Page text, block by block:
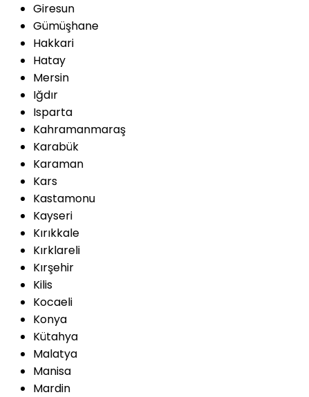
Giresun
Gümüşhane
Hakkari
Hatay
Mersin
Iğdır
Isparta
Kahramanmaraş
Karabük
Karaman
Kars
Kastamonu
Kayseri
Kırıkkale
Kırklareli
Kırşehir
Kilis
Kocaeli
Konya
Kütahya
Malatya
Manisa
Mardin